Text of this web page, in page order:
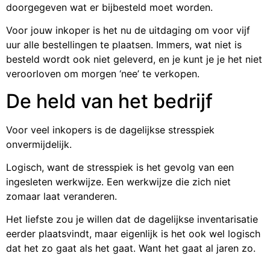
doorgegeven wat er bijbesteld moet worden.
Voor jouw inkoper is het nu de uitdaging om voor vijf
uur alle bestellingen te plaatsen. Immers, wat niet is
besteld wordt ook niet geleverd, en je kunt je je het niet
veroorloven om morgen ‘nee’ te verkopen.
De held van het bedrijf
Voor veel inkopers is de dagelijkse stresspiek
onvermijdelijk.
Logisch, want de stresspiek is het gevolg van een
ingesleten werkwijze. Een werkwijze die zich niet
zomaar laat veranderen.
Het liefste zou je willen dat de dagelijkse inventarisatie
eerder plaatsvindt, maar eigenlijk is het ook wel logisch
dat het zo gaat als het gaat. Want het gaat al jaren zo.